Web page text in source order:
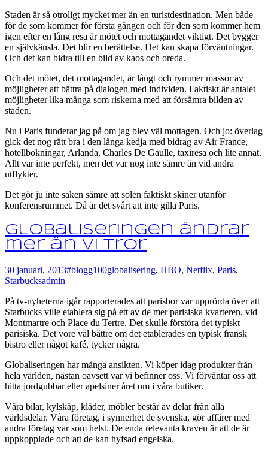
Staden är så otroligt mycket mer än en turistdestination. Men både
för de som kommer för första gången och för den som kommer hem
igen efter en lång resa är mötet och mottagandet viktigt. Det bygger
en självkänsla. Det blir en berättelse. Det kan skapa förväntningar.
Och det kan bidra till en bild av kaos och oreda.
Och det mötet, det mottagandet, är långt och rymmer massor av
möjligheter att bättra på dialogen med individen. Faktiskt är antalet
möjligheter lika många som riskerna med att försämra bilden av
staden.
Nu i Paris funderar jag på om jag blev väl mottagen. Och jo: överlag
gick det nog rätt bra i den långa kedja med bidrag av Air France,
hotellbokningar, Arlanda, Charles De Gaulle, taxiresa och lite annat.
Allt var inte perfekt, men det var nog inte sämre än vid andra
utflykter.
Det gör ju inte saken sämre att solen faktiskt skiner utanför
konferensrummet. Då är det svårt att inte gilla Paris.
Globaliseringen ändrar
mer än vi tror
30 januari, 2013#blogg100globalisering, HBO, Netflix, Paris,
Starbucksadmin
På tv-nyheterna igår rapporterades att parisbor var upprörda över att
Starbucks ville etablera sig på ett av de mer parisiska kvarteren, vid
Montmartre och Place du Tertre. Det skulle förstöra det typiskt
parisiska. Det vore väl bättre om det etablerades en typisk fransk
bistro eller något kafé, tycker några.
Globaliseringen har många ansikten. Vi köper idag produkter från
hela världen, nästan oavsett var vi befinner oss. Vi förväntar oss att
hitta jordgubbar eller apelsiner året om i våra butiker.
Våra bilar, kylskåp, kläder, möbler består av delar från alla
världsdelar. Våra företag, i synnerhet de svenska, gör affärer med
andra företag var som helst. De enda relevanta kraven är att de är
uppkopplade och att de kan hyfsad engelska.